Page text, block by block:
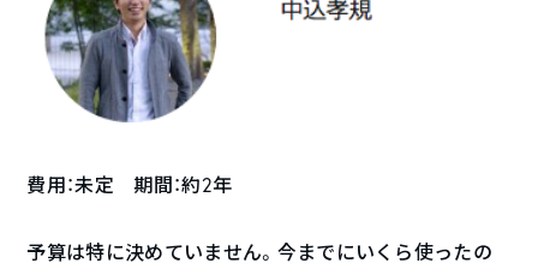
費用：未定 期間：約2年
予算は特に決めていません。今までにいくら使ったの